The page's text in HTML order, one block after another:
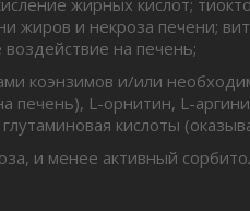
жирных кислот;
жиров и некроза печени;
на печень;
коэнзимов и/или
L-орнитин, L-
кислоты
и менее активный